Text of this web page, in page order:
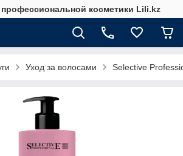
профессиональной косметики Lili.kz
Уход за волосами Selective